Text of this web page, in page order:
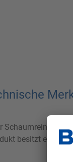
Schaumreiniger
besitzt eine